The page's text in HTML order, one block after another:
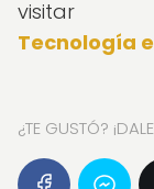
Tecnología
¿TE GUSTÓ?